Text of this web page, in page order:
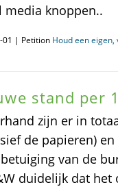
media knoppen..
01 | Petition Houd een
stand per
zijn er in
de papieren)
van de
duidelijk dat